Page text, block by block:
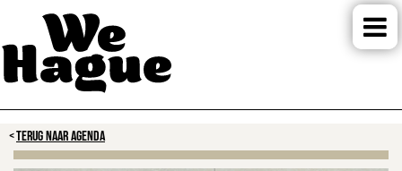
TERUG NAAR AGENDA